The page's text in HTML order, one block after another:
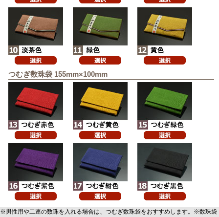
つむぎ数珠袋 155mm×100mm
※男性用や二連の数珠を入れる場合は、つむぎ数珠袋をおすすめします。※数珠袋